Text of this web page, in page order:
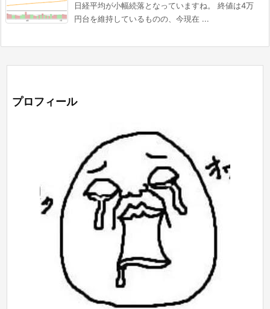
日経平均が小幅続落となっていますね。 終値は4万
円台を維持しているものの、今現在 ...
プロフィール